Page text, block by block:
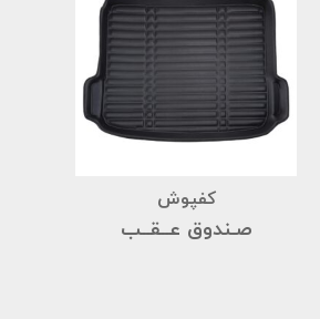
کفپوش
صـندوق عــقــب